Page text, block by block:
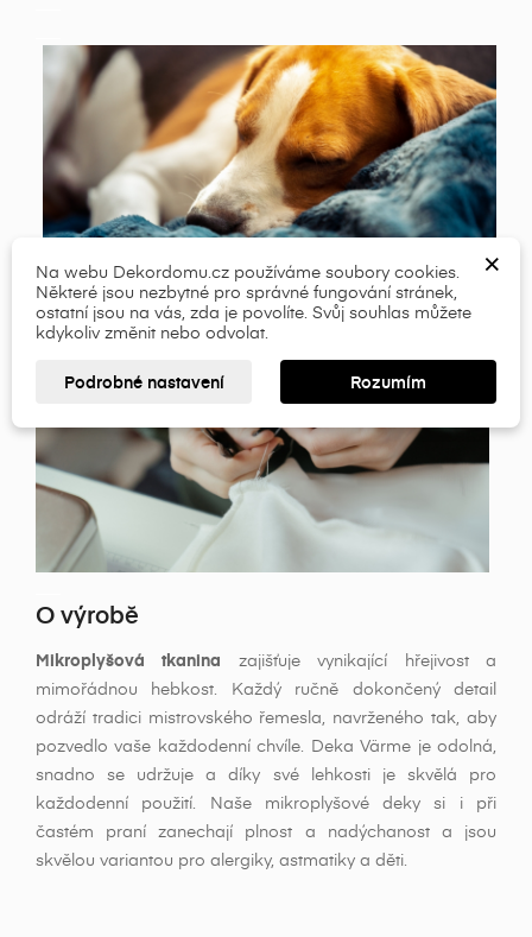
O výrobě
Mikroplyšová tkanina zajišťuje vynikající hřejivost a
mimořádnou hebkost. Každý ručně dokončený detail
odráží tradici mistrovského řemesla, navrženého tak, aby
pozvedlo vaše každodenní chvíle. Deka Värme je odolná,
snadno se udržuje a díky své lehkosti je skvělá pro
každodenní použití. Naše mikroplyšové deky si i při
častém praní zanechají plnost a nadýchanost a jsou
skvělou variantou pro alergiky, astmatiky a děti.
×
add_circle_outline
Vytvořit seznam přání ×
Název seznamu přání
Zrušit Vytvořit seznam přání
Přihlásit se ×
Musíte být přihlášen, abyste si mohli výrobky uložit do
svého seznamu přání.
Přihlásit se
×
Na webu Dekordomu.cz používáme soubory cookies.
Některé jsou nezbytné pro správné fungování stránek,
ostatní jsou na vás, zda je povolíte. Svůj souhlas můžete
kdykoliv změnit nebo odvolat.
Podrobné nastavení Rozumím